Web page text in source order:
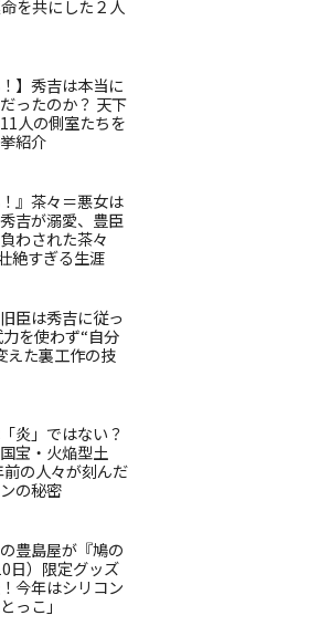
を共にした２人
！】秀吉は本当に
だったのか？ 天下
人の側室たちを
紹介
！』茶々＝悪女は
吉が溺愛、豊臣
わされた茶々
絶すぎる生涯
臣は秀吉に従っ
を使わず“自分
えた裏工作の技
炎」ではない？
宝・火焔型土
の人々が刻んだ
の秘密
豊島屋が『鳩の
日）限定グッズ
今年はシリコン
っこ」